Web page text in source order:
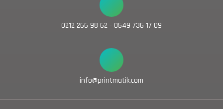
0212 266 98 62 - 0549 736 17 09
info@printmatik.com